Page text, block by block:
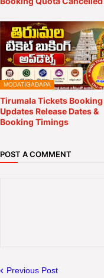
MODATIGADAPA
Tirumala Tickets Booking
Updates Release Dates &
Booking Timings
POST A COMMENT
Previous Post